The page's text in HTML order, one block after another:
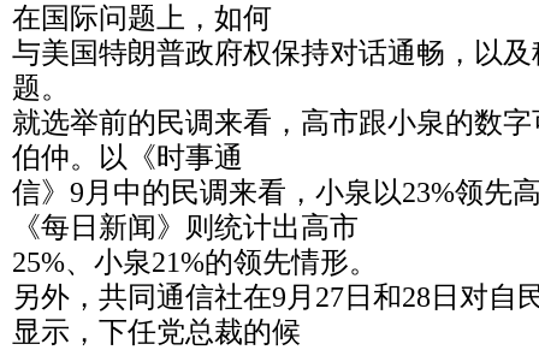
在国际问题上，如何
与美国特朗普政府权保持对话通畅，以
题。
就选举前的民调来看，高市跟小泉的数
伯仲。以《时事通
信》9月中的民调来看，小泉以23%领先
《每日新闻》则统计出高市
25%、小泉21%的领先情形。
另外，共同通信社在9月27日和28日对自
显示，下任党总裁的候